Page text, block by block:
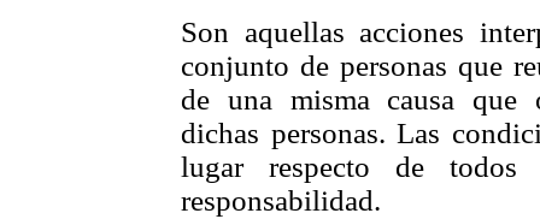
Son aquellas acciones
conjunto de personas que
de una misma causa que
dichas personas. Las
lugar respecto de todos
responsabilidad.